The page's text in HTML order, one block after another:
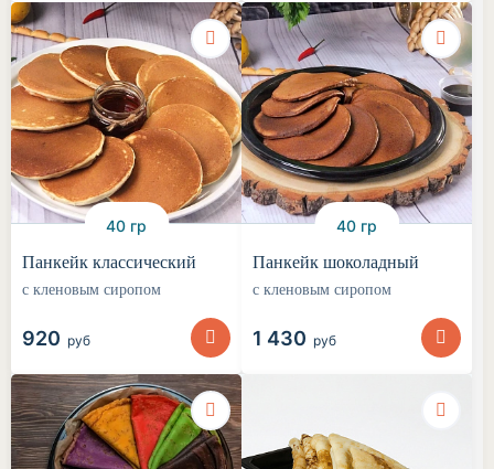
40 гр
Панкейк классический
с кленовым сиропом
920 руб
40 гр
Панкейк шоколадный
с кленовым сиропом
1 430 руб